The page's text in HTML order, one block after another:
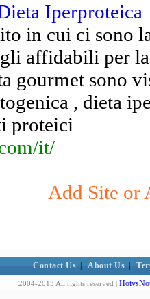
Iperproteica
in cui ci sono
affidabili per
gourmet sono
, dieta
proteici
it/
Add Site or
Contact Us About Us
2004-2013 All rights reserved |